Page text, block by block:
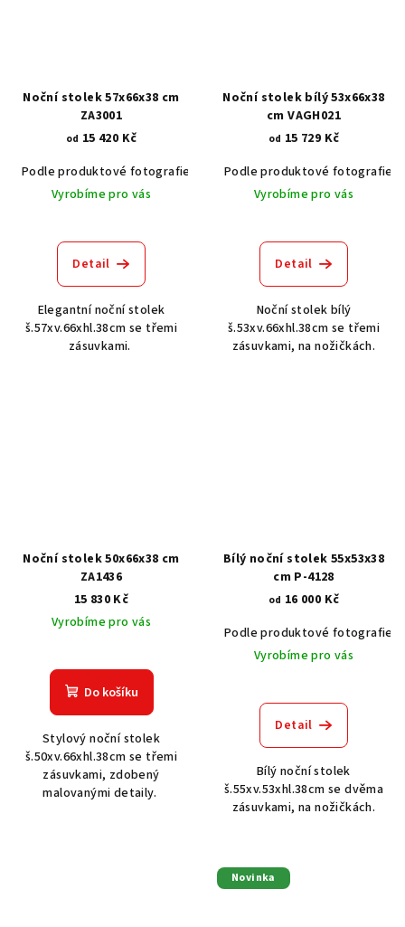
Noční stolek 57x66x38 cm
ZA3001
od 15 420 Kč
Podle produktové fotografie
Akát vintage BT1551
Dub světlý
Vyrobíme pro vás
Detail
Elegantní noční stolek
š.57xv.66xhl.38cm se třemi
zásuvkami.
Noční stolek bílý 53x66x38
cm VAGH021
od 15 729 Kč
Podle produktové fotografie
Vyrobíme pro vás
Detail
Noční stolek bílý
š.53xv.66xhl.38cm se třemi
zásuvkami, na nožičkách.
Noční stolek 50x66x38 cm
ZA1436
15 830 Kč
Vyrobíme pro vás
Do košíku
Stylový noční stolek
š.50xv.66xhl.38cm se třemi
zásuvkami, zdobený
malovanými detaily.
Bílý noční stolek 55x53x38
cm P-4128
od 16 000 Kč
Podle produktové fotografie
Vyrobíme pro vás
Detail
Bílý noční stolek
š.55xv.53xhl.38cm se dvěma
zásuvkami, na nožičkách.
Novinka